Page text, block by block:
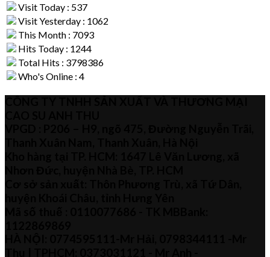
Visit Today : 537
Visit Yesterday : 1062
This Month : 7093
Hits Today : 1244
Total Hits : 3798386
Who's Online : 4